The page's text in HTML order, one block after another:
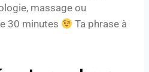
massage ou
30 minutes
Ta phrase à